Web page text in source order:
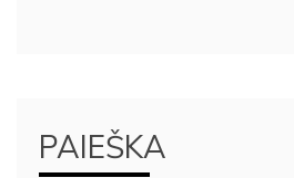
PAIEŠKA